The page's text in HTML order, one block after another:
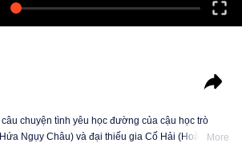
chuyện tình yêu học đường của cậu học trò
Ngụy Châu) và đại thiếu gia Cố Hải (HoàngMore